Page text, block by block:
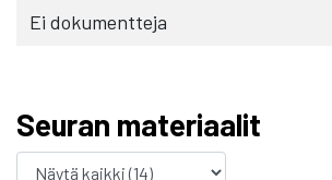
Ei dokumentteja
Seuran materiaalit